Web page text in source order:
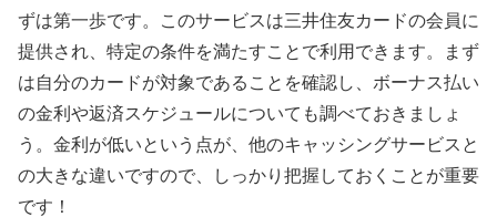
ずは第一歩です。このサービスは三井住友カードの会員に
提供され、特定の条件を満たすことで利用できます。まず
は自分のカードが対象であることを確認し、ボーナス払い
の金利や返済スケジュールについても調べておきましょ
う。金利が低いという点が、他のキャッシングサービスと
の大きな違いですので、しっかり把握しておくことが重要
です！